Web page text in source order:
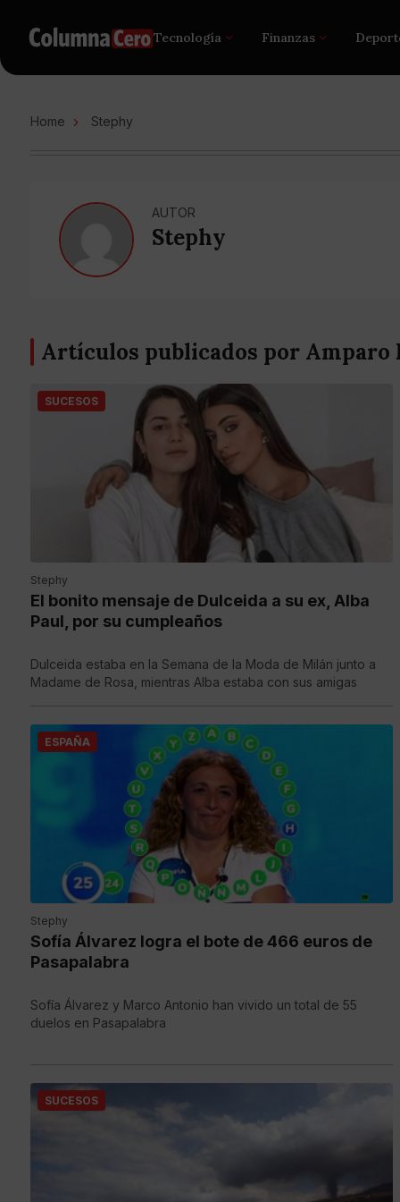
Tecnología Finanzas
Home Stephy
AUTOR
Stephy
Artículos publicados por Amparo
SUCESOS
Stephy
El bonito mensaje de Dulceida a su ex, Alba
Paul, por su cumpleaños
Dulceida estaba en la Semana de la Moda de Milán junto a
Madame de Rosa, mientras Alba estaba con sus amigas
ESPAÑA
Stephy
Sofía Álvarez logra el bote de 466 euros de
Pasapalabra
Sofía Álvarez y Marco Antonio han vivido un total de 55
duelos en Pasapalabra
SUCESOS